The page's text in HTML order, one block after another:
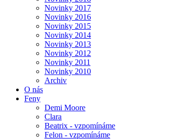
Novinky 2017
Novinky 2016
Novinky 2015
Novinky 2014
Novinky 2013
Novinky 2012
Novinky 2011
Novinky 2010
Archiv
O nás
Feny
Demi Moore
Clara
Beatrix - vzpomínáme
Felon - vzpomínáme